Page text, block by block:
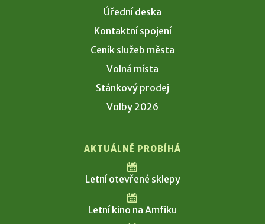
Úřední deska
Kontaktní spojení
Ceník služeb města
Volná místa
Stánkový prodej
Volby 2026
AKTUÁLNĚ PROBÍHÁ
Letní otevřené sklepy
Letní kino na Amfiku